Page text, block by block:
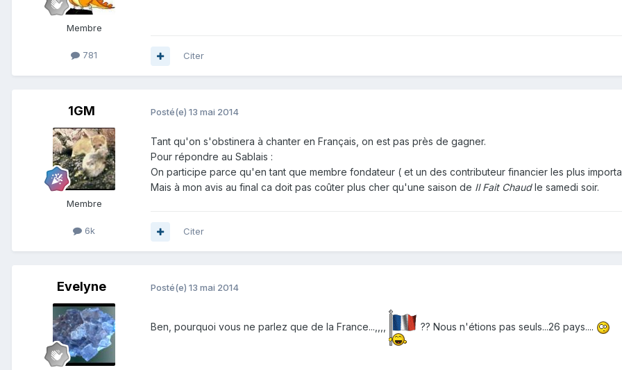
Membre
781 Citer
1GM
Membre
6k
Posté(e) 13 mai 2014
Tant qu'on s'obstinera à chanter en Français, on est pas près de gagner.
Pour répondre au Sablais :
On participe parce qu'en tant que membre fondateur ( et un des contributeur financier les plus
Mais à mon avis au final ca doit pas coûter plus cher qu'une saison de Il Fait Chaudle samedi soir.
Citer
Evelyne Posté(e) 13 mai 2014
Ben, pourquoi vous ne parlez que de la France...,,,, ?? Nous n'étions pas seuls...26 pays....